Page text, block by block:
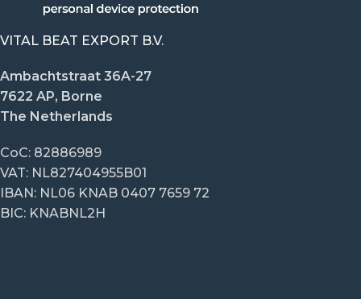
VITAL BEAT EXPORT B.V.
Ambachtstraat 36A-27
7622 AP, Borne
The Netherlands
CoC: 82886989
VAT: NL827404955B01
IBAN: NL06 KNAB 0407 7659 72
BIC: KNABNL2H